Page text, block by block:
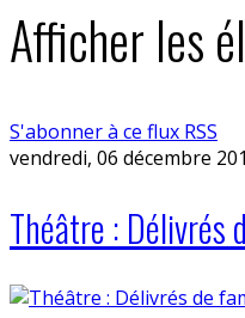
Afficher les
S'abonner à ce flux RSS
vendredi, 06 décembre
Théâtre : Délivrés